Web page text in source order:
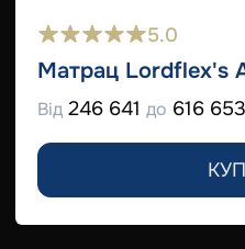
5.0
Матрац Lordflex's
Від 246 641 до 616